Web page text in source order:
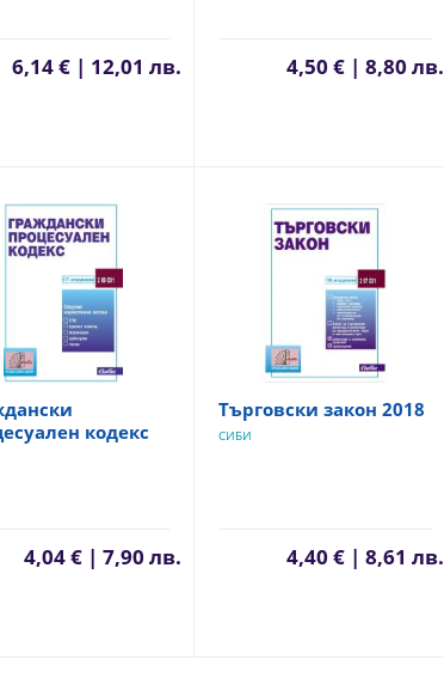
6,14 € | 12,01 лв. 4,50 € | 8,80 лв.
кодекс
4,04 € | 7,90 лв.
Търговски закон 2018
СИБИ
4,40 € | 8,61 лв.